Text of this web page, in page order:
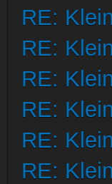
RE:
RE:
RE:
RE:
RE:
RE: